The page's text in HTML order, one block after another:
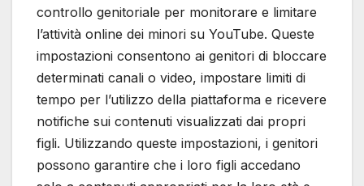
controllo genitoriale per monitorare e limitare
l’attività online dei minori su YouTube. Queste
impostazioni consentono ai genitori di bloccare
determinati canali o video, impostare limiti di
tempo per l’utilizzo della piattaforma e ricevere
notifiche sui contenuti visualizzati dai propri
figli. Utilizzando queste impostazioni, i genitori
possono garantire che i loro figli accedano